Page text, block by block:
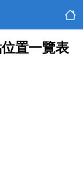
置一覽表